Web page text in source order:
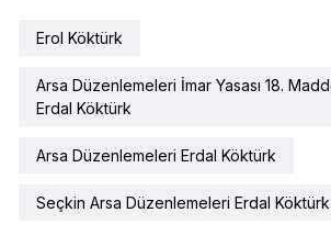
Erol Köktürk
Arsa Düzenlemeleri İmar Yasası 18.
Erdal Köktürk
Arsa Düzenlemeleri Erdal Köktürk
Seçkin Arsa Düzenlemeleri Erdal Köktürk